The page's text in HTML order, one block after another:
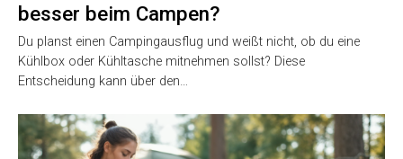
besser beim Campen?
Du planst einen Campingausflug und weißt nicht, ob du eine
Kühlbox oder Kühltasche mitnehmen sollst? Diese
Entscheidung kann über den…